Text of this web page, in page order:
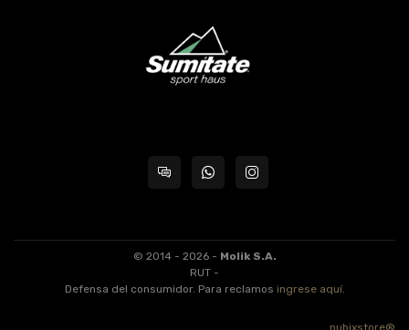
© 2014 - 2026 - Molik S.A.
RUT -
Defensa del consumidor. Para reclamos ingrese aquí.
nubixstore®